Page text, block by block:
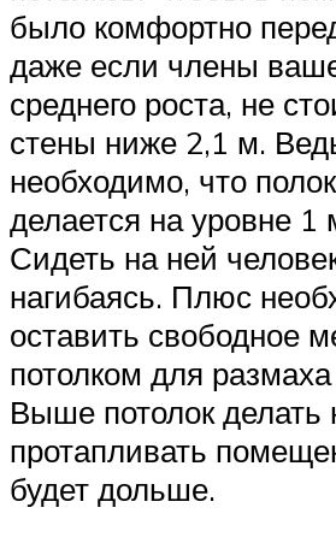
было комфортно
даже если члены
среднего роста, не
стены ниже 2,1 м.
необходимо, что
делается на уровне 1
Сидеть на ней
нагибаясь. Плюс
оставить свободное
потолком для
Выше потолок делать
протапливать
будет дольше.